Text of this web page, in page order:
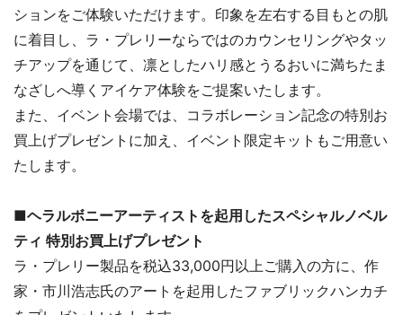
ションをご体験いただけます。印象を左右する目もとの肌
に着目し、ラ・プレリーならではのカウンセリングやタッ
チアップを通じて、凛としたハリ感とうるおいに満ちたま
なざしへ導くアイケア体験をご提案いたします。
また、イベント会場では、コラボレーション記念の特別お
買上げプレゼントに加え、イベント限定キットもご用意い
たします。
■ヘラルボニーアーティストを起用したスペシャルノベル
ティ 特別お買上げプレゼント
ラ・プレリー製品を税込33,000円以上ご購入の方に、作
家・市川浩志氏のアートを起用したファブリックハンカチ